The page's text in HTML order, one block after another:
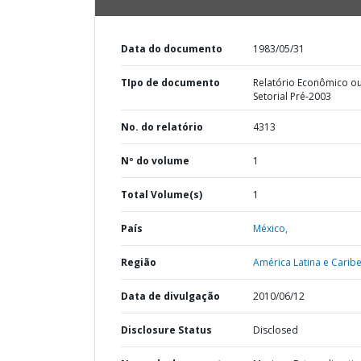
Data do documento 1983/05/31
TIpo de documento
Relatório Econômico
Setorial Pré-2003
No. do relatório 4313
Nº do volume 1
Total Volume(s) 1
País México,
Região América Latina e
Data de divulgação 2010/06/12
Disclosure Status Disclosed